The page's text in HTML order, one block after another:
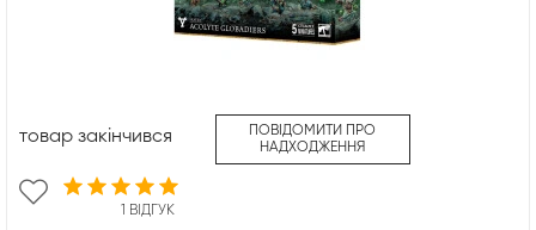
1 ВІДГУК
товар закінчився
ПОВІДОМИТИ ПРО
НАДХОДЖЕННЯ